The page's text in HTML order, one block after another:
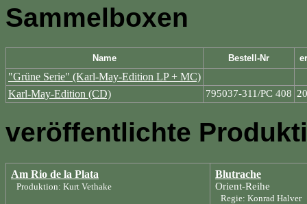
Sammelboxen
Name Bestell-Nr
"Grüne Serie" (Karl-May-Edition LP + MC)
Karl-May-Edition (CD)
795037-311/PC 408
veröffentlichte
Am Rio de la Plata
Produktion: Kurt Vethake
Blutrache
Orient-Reihe
Regie: Konrad Halver